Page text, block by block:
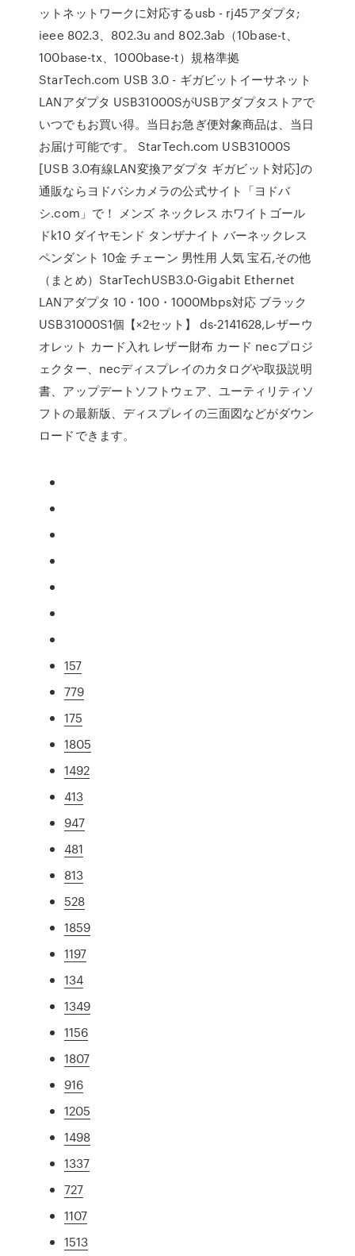
ットネットワークに対応するusb - rj45アダプタ;
ieee 802.3、802.3u and 802.3ab（10base-t、
100base-tx、1000base-t）規格準拠
StarTech.com USB 3.0 - ギガビットイーサネット
LANアダプタ USB31000SがUSBアダプタストアで
いつでもお買い得。当日お急ぎ便対象商品は、当日
お届け可能です。 StarTech.com USB31000S
[USB 3.0有線LAN変換アダプタ ギガビット対応]の
通販ならヨドバシカメラの公式サイト「ヨドバ
シ.com」で！ メンズ ネックレス ホワイトゴール
ドk10 ダイヤモンド タンザナイト バーネックレス
ペンダント 10金 チェーン 男性用 人気 宝石,その他
（まとめ）StarTechUSB3.0-Gigabit Ethernet
LANアダプタ 10・100・1000Mbps対応 ブラック
USB31000S1個【×2セット】 ds-2141628,レザーウ
オレット カード入れ レザー財布 カード necプロジ
ェクター、necディスプレイのカタログや取扱説明
書、アップデートソフトウェア、ユーティリティソ
フトの最新版、ディスプレイの三面図などがダウン
ロードできます。
157
779
175
1805
1492
413
947
481
813
528
1859
1197
134
1349
1156
1807
916
1205
1498
1337
727
1107
1513